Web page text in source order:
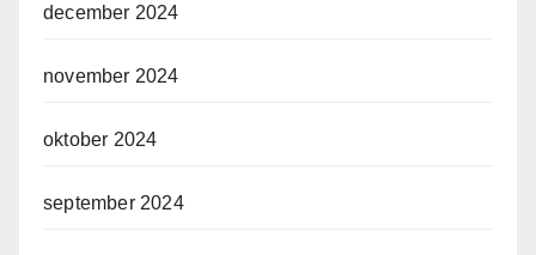
december 2024
november 2024
oktober 2024
september 2024